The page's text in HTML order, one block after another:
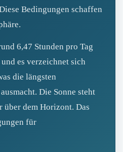
Bedingungen schaffen
6,47 Stunden pro Tag
es verzeichnet sich
die längsten
Die Sonne steht
über dem Horizont. Das
für